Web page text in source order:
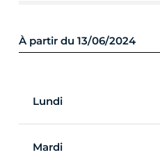
À partir du 13/06/2024
Lundi
Mardi